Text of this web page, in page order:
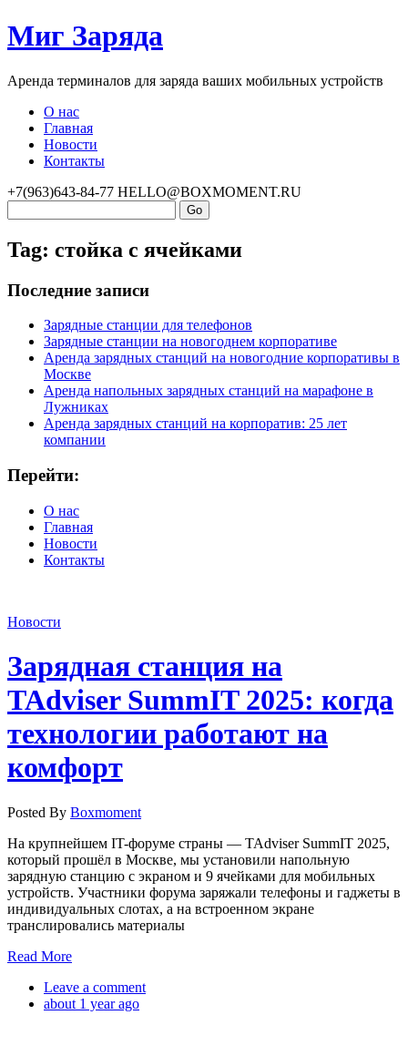
Миг Заряда
Аренда терминалов для заряда ваших мобильных устройств
О нас
Главная
Новости
Контакты
+7(963)643-84-77 HELLO@BOXMOMENT.RU
Tag: стойка с ячейками
Последние записи
Зарядные станции для телефонов
Зарядные станции на новогоднем корпоративе
Аренда зарядных станций на новогодние корпоративы в
Москве
Аренда напольных зарядных станций на марафоне в
Лужниках
Аренда зарядных станций на корпоратив: 25 лет
компании
Перейти:
О нас
Главная
Новости
Контакты
Новости
Зарядная станция на
TAdviser SummIT 2025: когда
технологии работают на
комфорт
Posted By Boxmoment
На крупнейшем IT-форуме страны — TAdviser SummIT 2025,
который прошёл в Москве, мы установили напольную
зарядную станцию с экраном и 9 ячейками для мобильных
устройств. Участники форума заряжали телефоны и гаджеты в
индивидуальных слотах, а на встроенном экране
транслировались материалы
Read More
Leave a comment
about 1 year ago